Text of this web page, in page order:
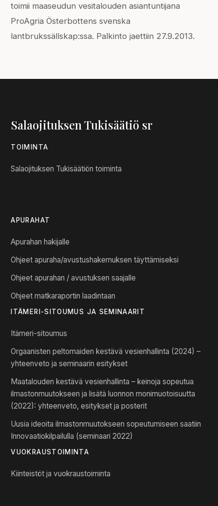
toimii maaseudun vesitalouden asiantuntijana
ProAgria Österbottens svenska
lantbrukssällskap:ssa. Palkinto jaettiin 27.9.2013.
Salaojituksen Tukisäätiö sr
TOIMINTA
Salaojituksen Tukisäätiön toiminta
APURAHAT
Apurahan hakijalle
Ohjeet apuraha/avustushakemuksen täyttämiseksi
Ohjeet apurahan / avustuksen saajalle
Ohjeet matkaraportin laadintaan
ITÄMERI-SITOUMUS JA SEMINAARIT
Itämeri-sitoumus
Orgaanisten peltomaiden kestävä vesienhallinta (2024) –
yhteenveto ja seminaarin esitykset
Maatalouden kestävä vesienhallinta – keinoja sopeutua
ilmastonmuutokseen ja lisätä luonnon monimuotoisuutta
(2022): yhteenveto, esitykset ja posterit
Uusia ideoita ilmastonmuutokseen sopeutumiseen saatiin
Innovaatiokilpailulla (seminaari 2022)
VUOKRAUSTOIMINTA
Kiinteistöt ja vuokraustoiminta